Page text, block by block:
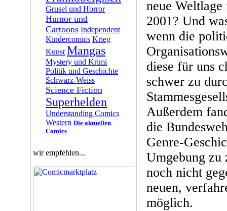
Grusel und Horror
Humor und
Cartoons Independent
Kindercomics Krieg
Kunst Mangas
Mystery und Krimi
Politik und Geschichte
Schwarz-Weiss
Science Fiction
Superhelden
Understanding Comics
Western Die aktuellen
Comics
wir empfehlen...
neue Weltlage
2001? Und
wenn die
diese für uns
schwer zu
Außerdem
die
Genre-
Umgebung zu
noch nicht
neuen,
möglich.